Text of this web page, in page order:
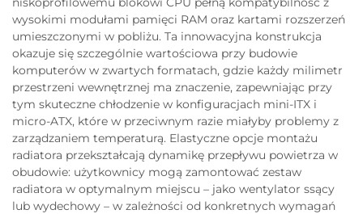
wysokimi modułami pamięci RAM oraz kartami rozszerzeń
umieszczonymi w pobliżu. Ta innowacyjna konstrukcja
okazuje się szczególnie wartościowa przy budowie
komputerów w zwartych formatach, gdzie każdy milimetr
przestrzeni wewnętrznej ma znaczenie, zapewniając przy
tym skuteczne chłodzenie w konfiguracjach mini-ITX i
micro-ATX, które w przeciwnym razie miałyby problemy z
zarządzaniem temperaturą. Elastyczne opcje montażu
radiatora przekształcają dynamikę przepływu powietrza w
obudowie: użytkownicy mogą zamontować zestaw
radiatora w optymalnym miejscu – jako wentylator ssący
lub wydechowy – w zależności od konkretnych wymagań